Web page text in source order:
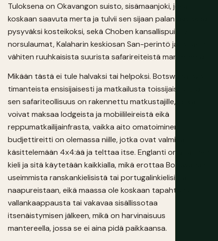
Tuloksena on Okavangon suisto, sisämaanjoki, joka ei
koskaan saavuta merta ja tulvii sen sijaan palan aavikkoa
pysyväksi kosteikoksi, sekä Choben kansallispuiston
norsulaumat, Kalaharin keskiosan San-perintö ja joitakin
vähiten ruuhkaisista suurista safarireiteistä mantereella.
Mikään tästä ei tule halvaksi tai helpoksi. Botswana pyörii
timanteista ensisijaisesti ja matkailusta toissijaisesti, ja
sen safariteollisuus on rakennettu matkustajille, jotka
voivat maksaa lodgeista ja mobiilileireistä eikä
reppumatkailijainfrasta, vaikka aito omatoiminen
budjettireitti on olemassa niille, jotka ovat valmiita
käsittelemään 4x4:ää ja telttaa itse. Englanti on virallinen
kieli ja sitä käytetään kaikkialla, mikä erottaa Botswanan
useimmista ranskankielisistä tai portugalinkielisistä
naapureistaan, eikä maassa ole koskaan tapahtunut
vallankaappausta tai vakavaa sisällissotaa
itsenäistymisen jälkeen, mikä on harvinaisuus
mantereella, jossa se ei aina pidä paikkaansa.